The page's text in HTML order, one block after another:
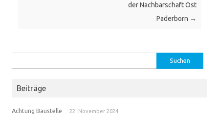
der Nachbarschaft Ost
Paderborn →
nach:
Beiträge
Achtung Baustelle 22. November 2024